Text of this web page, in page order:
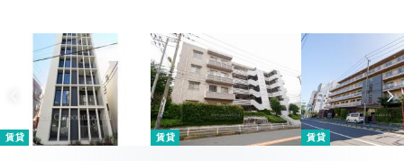
賃貸 賃貸 賃貸